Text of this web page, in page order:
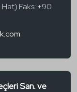
Hat) Faks: +90
San. ve